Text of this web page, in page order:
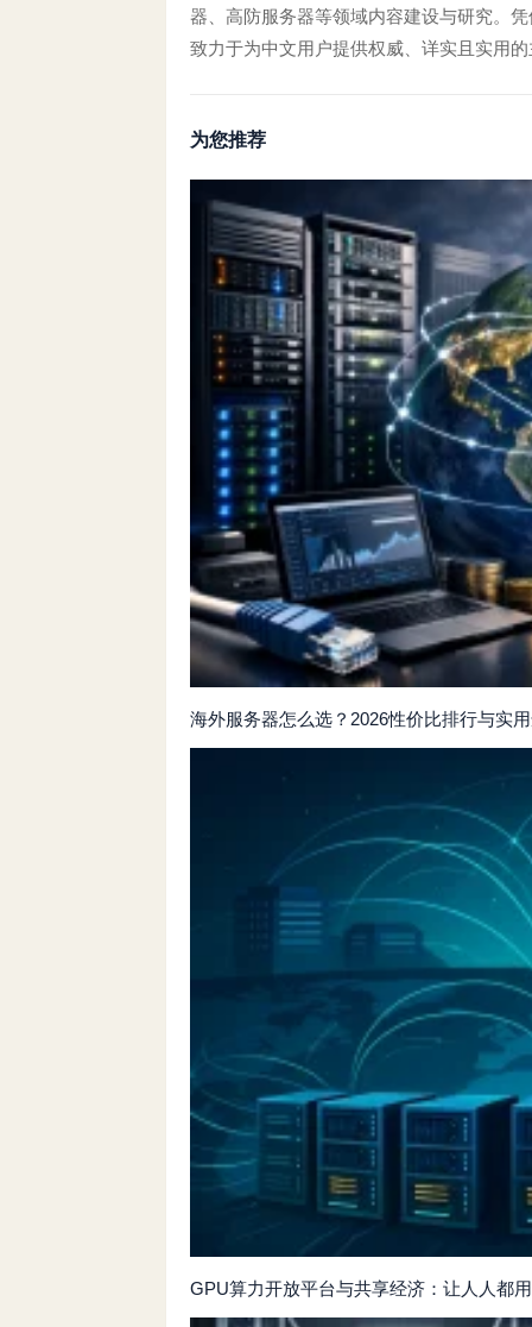
器、高防服务器等领域内容建设与研究。
致力于为中文用户提供权威、详实且实用
为您推荐
海外服务器怎么选？2026性价比排行与实
GPU算力开放平台与共享经济：让人人都